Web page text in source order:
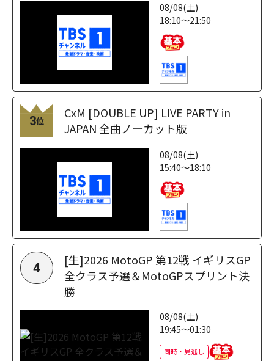
08/08(土)
18:10～21:50
3位
CxM [DOUBLE UP] LIVE PARTY in
JAPAN 全曲ノーカット版
08/08(土)
15:40～18:10
4
[生]2026 MotoGP 第12戦 イギリスGP
全クラス予選＆MotoGPスプリント決
勝
08/08(土)
19:45～01:30
同時・見逃し